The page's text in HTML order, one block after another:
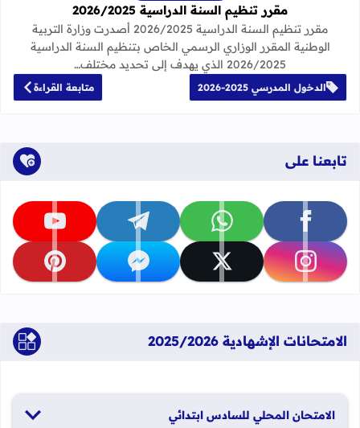
مقرر تنظيم السنة الدراسية 2026/2025
مقرر تنظيم السنة الدراسية 2026/2025 أصدرت وزارة التربية
الوطنية المقرر الوزاري الرسمي الخاص بتنظيم السنة الدراسية
2026/2025 الذي يهدف إلى تحديد مختلف…
الدخول المدرسي 2025-2026 متابعة القراءة
تابعنا على
تابعنا على facebook تابعنا على whatsapp تابعنا على telegram تابعنا على youtube
تابعنا على instagram تابعنا على x تابعنا على messenger تابعنا على pinterest
الامتحانات الإشهادية 2025/2026
الامتحان المحلي للسادس ابتدائي